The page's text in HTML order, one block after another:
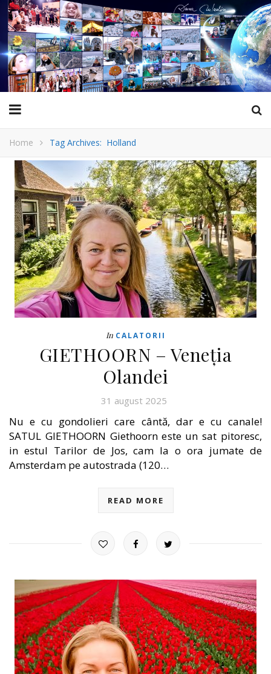
Home Tag Archives: Holland
In CALATORII
GIETHOORN – Veneția
Olandei
31 august 2025
Nu e cu gondolieri care cântă, dar e cu canale!
SATUL GIETHOORN Giethoorn este un sat pitoresc,
in estul Tarilor de Jos, cam la o ora jumate de
Amsterdam pe autostrada (120…
READ MORE